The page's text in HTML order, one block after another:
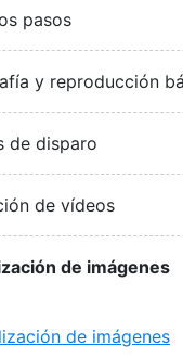
pasos
y reproducción
de disparo
de vídeos
de imágenes
de imágenes